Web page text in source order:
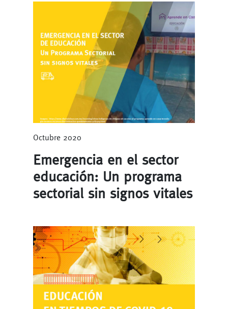
Octubre 2020
Emergencia en el sector
educación: Un programa
sectorial sin signos vitales